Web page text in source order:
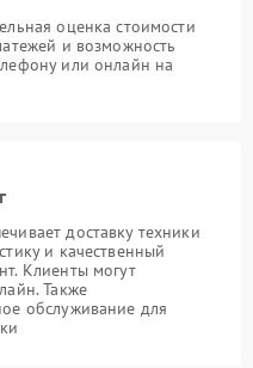
оценка стоимости
и возможность
или онлайн на
доставку техники
и качественный
Клиенты могут
Также
обслуживание для